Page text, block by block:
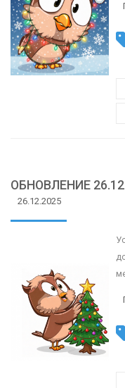
ОБНОВЛЕНИЕ
26.12.2025